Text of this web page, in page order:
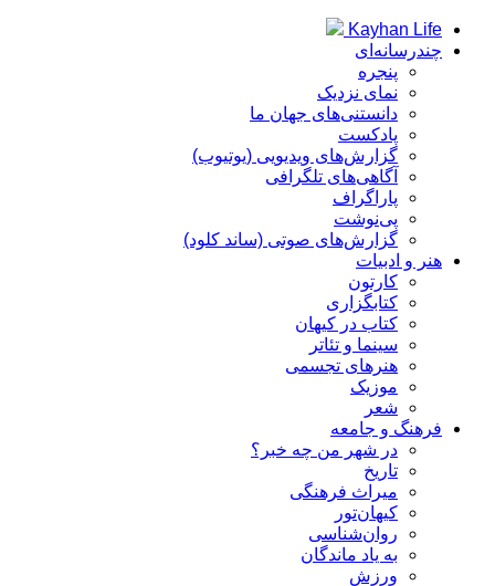
Kayhan Life
چندرسانه‌ای
پنجره
نمای نزدیک
دانستنی‌های جهان ما
پادکست
گزارش‌های ویدیویی (یوتیوب)
آگاهی‌های تلگرافی
پاراگراف
پی‌نوشت
گزارش‌های صوتی (ساند کلود)
هنر و ادبیات
کارتون
کتابگزاری
کتاب در کیهان
سینما و تئاتر
هنرهای تجسمی
موزیک
شعر
فرهنگ و جامعه
در شهر من چه خبر؟
تاریخ
میراث فرهنگی
کیهان‌تور
روان‌شناسی
به یاد ماندگان
ورزش